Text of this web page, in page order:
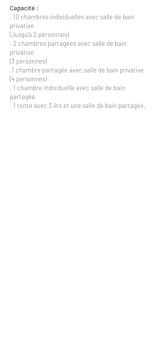
Capacité :
. 10 chambres individuelles avec salle de bain
privative
(Jusqu’à 2 personnes)
. 2 chambres partagées avec salle de bain
privative
(3 personnes)
.1 chambre partagée avec salle de bain privative
(4 personnes)
. 1 chambre individuelle avec salle de bain
partagée
. 1 tente avec 3 lits et une salle de bain partagée.